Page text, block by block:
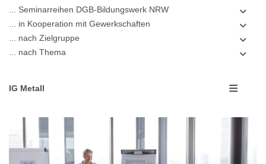
... Seminarreihen DGB-Bildungswerk NRW
... in Kooperation mit Gewerkschaften
... nach Zielgruppe
... nach Thema
IG Metall